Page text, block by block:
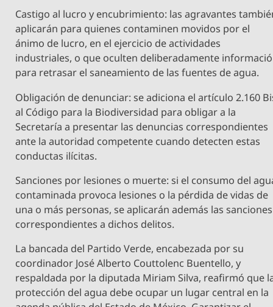
Castigo al lucro y encubrimiento: las agravantes
aplicarán para quienes contaminen movidos por el
ánimo de lucro, en el ejercicio de actividades
industriales, o que oculten deliberadamente
para retrasar el saneamiento de las fuentes de agua.
Obligación de denunciar: se adiciona el artículo 2.160
al Código para la Biodiversidad para obligar a la
Secretaría a presentar las denuncias correspondientes
ante la autoridad competente cuando detecten estas
conductas ilícitas.
Sanciones por lesiones o muerte: si el consumo del
contaminada provoca lesiones o la pérdida de vidas de
una o más personas, se aplicarán además las sanciones
correspondientes a dichos delitos.
La bancada del Partido Verde, encabezada por su
coordinador José Alberto Couttolenc Buentello, y
respaldada por la diputada Miriam Silva, reafirmó que
protección del agua debe ocupar un lugar central en la